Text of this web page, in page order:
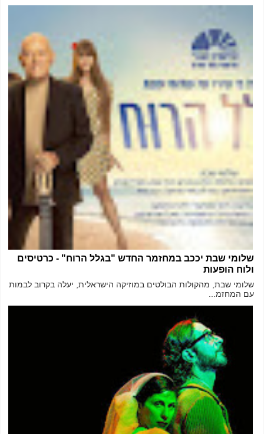
שלומי שבת יככב במחזמר החדש "בגלל הרוח" - כרטיסים
ולוח הופעות
שלומי שבת, מהקולות הבולטים במוזיקה הישראלית, יעלה בקרוב לבמות
עם המחזמ...